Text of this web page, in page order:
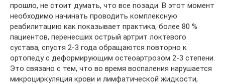
прошло, не стоит думать, что все позади. В этот момент
необходимо начинать проводить комплексную
реабилитацию как показывает практика, более 80 %
пациентов, перенесших острый артрит локтевого
сустава, спустя 2-3 года обращаются повторно к
ортопеду с деформирующим остеоартрозом 2-3 степени.
Это связано с тем, что во время воспаления нарушается
микроциркуляция крови и лимфатической жидкости,